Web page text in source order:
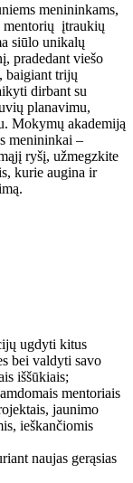
menininkams,
mentorių įtraukių
siūlo unikalų
pradedant viešo
baigiant trijų
dirbant su
planavimu,
Mokymų akademiją
menininkai –
ryšį, užmegzkite
kurie augina ir
ugdyti kitus
bei valdyti savo
iššūkiais;
mentoriais
jaunimo
ieškančiomis
naujas gerąsias